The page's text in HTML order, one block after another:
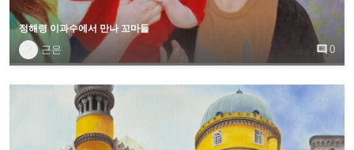
정해령 이과수에서 만나 꼬마들
근은 0